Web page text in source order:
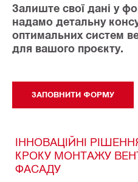
Залиште свої дані у
надамо детальну
оптимальних систем
для вашого проєкту.
ЗАПОВНИТИ ФОРМУ
ІННОВАЦІЙНІ
КРОКУ МОНТАЖУ
ФАСАДУ